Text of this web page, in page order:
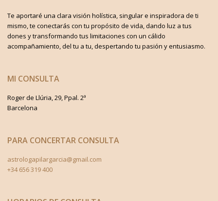
Te aportaré una clara visión holística, singular e inspiradora de ti
mismo, te conectarás con tu propósito de vida, dando luz a tus
dones y transformando tus limitaciones con un cálido
acompañamiento, del tu a tu, despertando tu pasión y entusiasmo.
MI CONSULTA
Roger de Llúria, 29, Ppal. 2ª
Barcelona
PARA CONCERTAR CONSULTA
astrologapilargarcia@gmail.com
+34 656 319 400